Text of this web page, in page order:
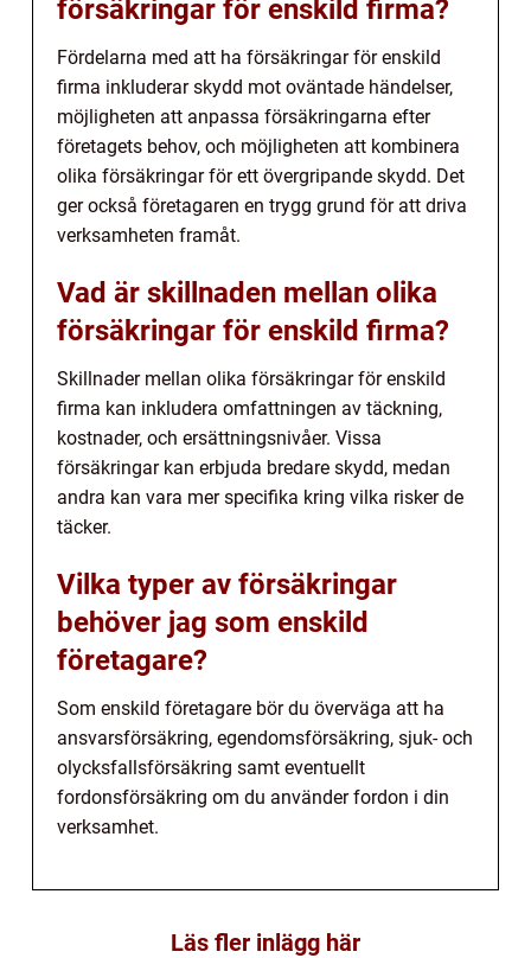
försäkringar för enskild firma?
Fördelarna med att ha försäkringar för enskild
firma inkluderar skydd mot oväntade händelser,
möjligheten att anpassa försäkringarna efter
företagets behov, och möjligheten att kombinera
olika försäkringar för ett övergripande skydd. Det
ger också företagaren en trygg grund för att driva
verksamheten framåt.
Vad är skillnaden mellan olika
försäkringar för enskild firma?
Skillnader mellan olika försäkringar för enskild
firma kan inkludera omfattningen av täckning,
kostnader, och ersättningsnivåer. Vissa
försäkringar kan erbjuda bredare skydd, medan
andra kan vara mer specifika kring vilka risker de
täcker.
Vilka typer av försäkringar
behöver jag som enskild
företagare?
Som enskild företagare bör du överväga att ha
ansvarsförsäkring, egendomsförsäkring, sjuk- och
olycksfallsförsäkring samt eventuellt
fordonsförsäkring om du använder fordon i din
verksamhet.
Läs fler inlägg här